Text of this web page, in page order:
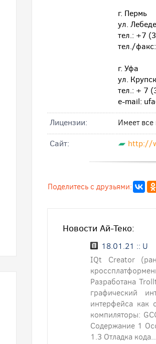
г. Пермь
ул.
тел.: +7
тел./
г. Уфа
ул.
тел.: + 7
e-mail:
Лицензии:
Имеет
Cайт:
http://
Поделитесь с друзьями:
Новости Ай-Теко:
18.01.21 :: U
IQt Creator
Разработана
графический
интерфейса как
компиляторы:
Содержание 1
1.3 Отладка кода...